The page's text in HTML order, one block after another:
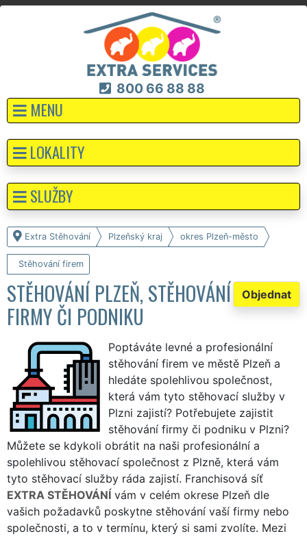
800 66 88 88
MENU
Extra Stěhování Plzeňský kraj okres Plzeň-město
Stěhování firem
Objednat
STĚHOVÁNÍ PLZEŇ, STĚHOVÁNÍ
FIRMY ČI PODNIKU
Poptáváte levné a profesionální
stěhování firem ve městě Plzeň a
hledáte spolehlivou společnost,
která vám tyto stěhovací služby v
Plzni zajistí? Potřebujete zajistit
stěhování firmy či podniku v Plzni?
Můžete se kdykoli obrátit na naši profesionální a
spolehlivou stěhovací společnost z Plzně, která vám
tyto stěhovací služby ráda zajistí. Franchisová síť
EXTRA STĚHOVÁNÍ vám v celém okrese Plzeň dle
vašich požadavků poskytne stěhování vaší firmy nebo
společnosti, a to v termínu, který si sami zvolíte. Mezi
LOKALITY
SLUŽBY